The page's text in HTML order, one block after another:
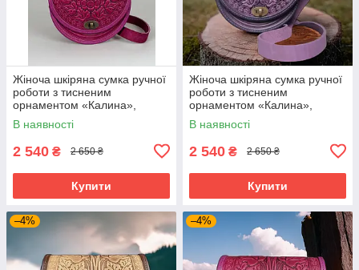
Жіноча шкіряна сумка ручної
роботи з тисненим
орнаментом «Калина»,
рожева (фуксія) сумка з
натуральної шкіри, 20*21*8
В наявності
2 540 ₴ 2 650 ₴
Купити
Жіноча шкіряна сумка ручної
роботи з тисненим
орнаментом «Калина»,
фіолетова сумка з
натуральної шкіри, 20*21*8
В наявності
2 540 ₴ 2 650 ₴
Купити
–4% –4%